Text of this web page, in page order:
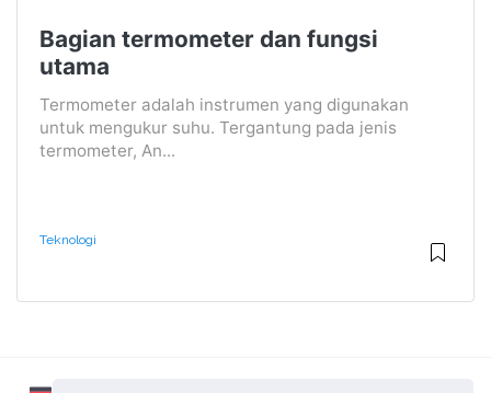
Bagian termometer dan fungsi
utama
Termometer adalah instrumen yang digunakan
untuk mengukur suhu. Tergantung pada jenis
termometer, An...
Teknologi